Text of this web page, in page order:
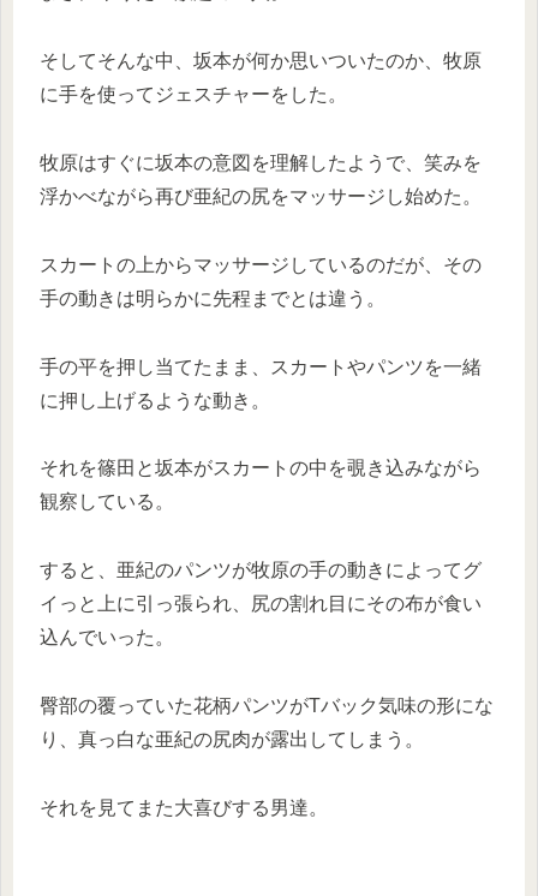
そしてそんな中、坂本が何か思いついたのか、牧原
に手を使ってジェスチャーをした。
牧原はすぐに坂本の意図を理解したようで、笑みを
浮かべながら再び亜紀の尻をマッサージし始めた。
スカートの上からマッサージしているのだが、その
手の動きは明らかに先程までとは違う。
手の平を押し当てたまま、スカートやパンツを一緒
に押し上げるような動き。
それを篠田と坂本がスカートの中を覗き込みながら
観察している。
すると、亜紀のパンツが牧原の手の動きによってグ
イっと上に引っ張られ、尻の割れ目にその布が食い
込んでいった。
臀部の覆っていた花柄パンツがTバック気味の形にな
り、真っ白な亜紀の尻肉が露出してしまう。
それを見てまた大喜びする男達。